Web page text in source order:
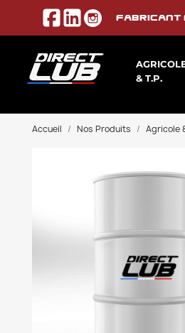
Fabricant
& T.P.
Accueil Nos Produits Agricole